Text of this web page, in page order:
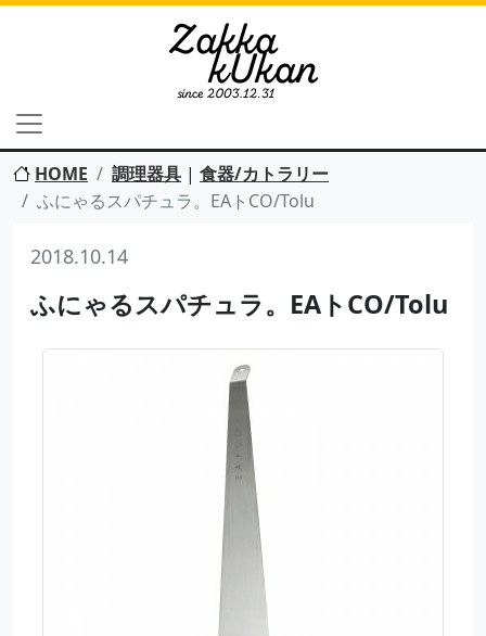
HOME 調理器具 | 食器/カトラリー
ふにゃるスパチュラ。EAトCO/Tolu
2018.10.14
ふにゃるスパチュラ。EAトCO/Tolu